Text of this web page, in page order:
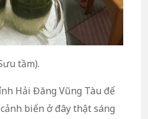
tầm).
Hải Đăng Vũng Tàu để
biển ở đây thật sáng